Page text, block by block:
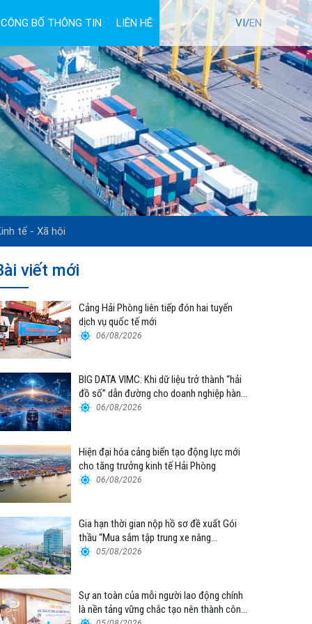
CÔNG BỐ THÔNG TIN LIÊN HỆ TUYỂN DỤNG VI/EN
tế - Xã hội
viết mới
Cảng Hải Phòng liên tiếp đón hai tuyến
dịch vụ quốc tế mới
06/08/2026
BIG DATA VIMC: Khi dữ liệu trở thành “hải
đồ số” dẫn đường cho doanh nghiệp hàng
hải 06/08/2026
Hiện đại hóa cảng biển tạo động lực mới
cho tăng trưởng kinh tế Hải Phòng
06/08/2026
Gia hạn thời gian nộp hồ sơ đề xuất Gói
thầu “Mua sắm tập trung xe nâng
container thuộc Tổng công ty Hàng hải
05/08/2026
Sự an toàn của mỗi người lao động chính
là nền tảng vững chắc tạo nên thành công